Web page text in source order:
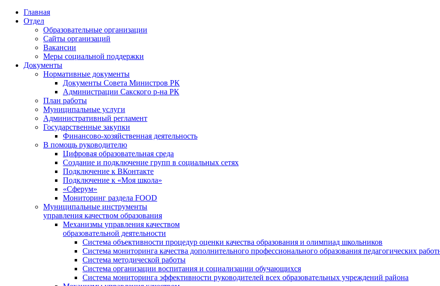
Главная
Отдел
Образовательные организации
Сайты организаций
Вакансии
Меры социальной поддержки
Документы
Нормативные документы
Документы Совета Министров РК
Администрации Сакского р-на РК
План работы
Муниципальные услуги
Административный регламент
Государственные закупки
Финансово-хозяйственная деятельность
В помощь руководителю
Цифровая образовательная среда
Создание и подключение групп в социальных сетях
Подключение к ВКонтакте
Подключение к «Моя школа»
«Сферум»
Мониторинг раздела FOOD
Муниципальные инструменты
управления качеством образования
Механизмы управления качеством
образовательной деятельности
Система объективности процедур оценки качества образования и олимпиад школьников
Система мониторинга качества дополнительного профессионального образования педагогических
Система методической работы
Система организации воспитания и социализации обучающихся
Система мониторинга эффективности руководителей всех образовательных учреждений района